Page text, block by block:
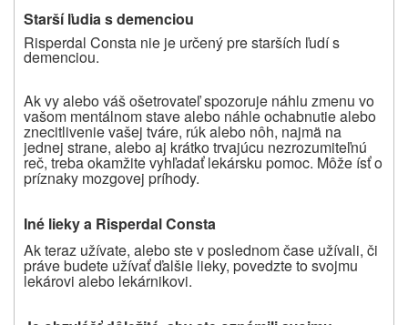
Starší ľudia s demenciou
Risperdal Consta nie je určený pre starších ľudí s
demenciou.
Ak vy alebo váš ošetrovateľ spozoruje náhlu zmenu vo
vašom mentálnom stave alebo náhle ochabnutie alebo
znecitlivenie vašej tváre, rúk alebo nôh, najmä na
jednej strane, alebo aj krátko trvajúcu nezrozumiteľnú
reč, treba okamžite vyhľadať lekársku pomoc. Môže ísť o
príznaky mozgovej príhody.
Iné lieky a Risperdal Consta
Ak teraz užívate, alebo ste v poslednom čase užívali, či
práve budete užívaťďalšie lieky, povedztetosvojmu
lekárovi alebo lekárnikovi.